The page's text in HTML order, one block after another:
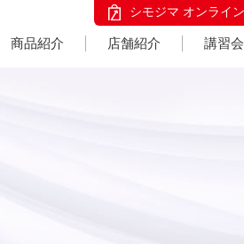
シモジマ オンライ
商品紹介 店舗紹介 講習